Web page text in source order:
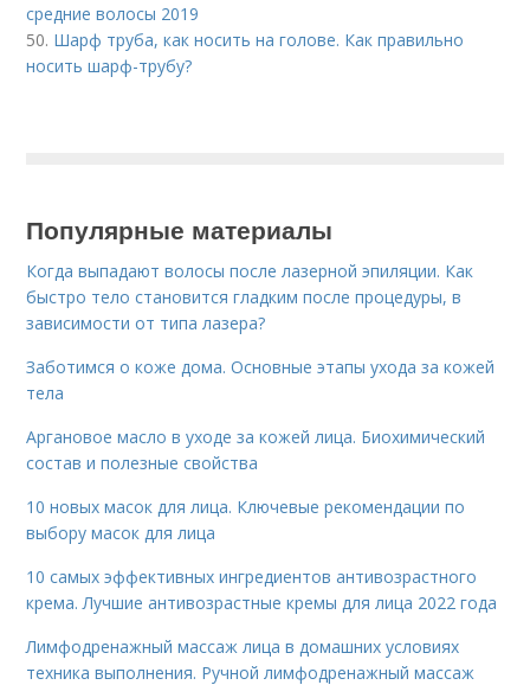
средние волосы 2019
50. Шарф труба, как носить на голове. Как правильно
носить шарф-трубу?
Популярные материалы
Когда выпадают волосы после лазерной эпиляции. Как
быстро тело становится гладким после процедуры, в
зависимости от типа лазера?
Заботимся о коже дома. Основные этапы ухода за кожей
тела
Аргановое масло в уходе за кожей лица. Биохимический
состав и полезные свойства
10 новых масок для лица. Ключевые рекомендации по
выбору масок для лица
10 самых эффективных ингредиентов антивозрастного
крема. Лучшие антивозрастные кремы для лица 2022 года
Лимфодренажный массаж лица в домашних условиях
техника выполнения. Ручной лимфодренажный массаж